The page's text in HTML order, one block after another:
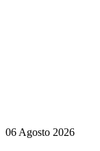
06 Agosto 2026